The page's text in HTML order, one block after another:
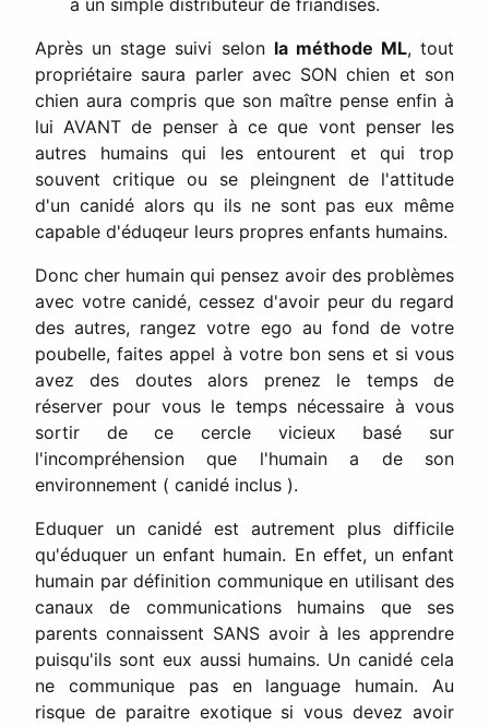
à un simple distributeur de friandises.
Après un stage suivi selon la méthode ML, tout
propriétaire saura parler avec SON chien et son
chien aura compris que son maître pense enfin à
lui AVANT de penser à ce que vont penser les
autres humains qui les entourent et qui trop
souvent critique ou se pleingnent de l'attitude
d'un canidé alors qu ils ne sont pas eux même
capable d'éduqeur leurs propres enfants humains.
Donc cher humain qui pensez avoir des problèmes
avec votre canidé, cessez d'avoir peur du regard
des autres, rangez votre ego au fond de votre
poubelle, faites appel à votre bon sens et si vous
avez des doutes alors prenez le temps de
réserver pour vous le temps nécessaire à vous
sortir de ce cercle vicieux basé sur
l'incompréhension que l'humain a de son
environnement ( canidé inclus ).
Eduquer un canidé est autrement plus difficile
qu'éduquer un enfant humain. En effet, un enfant
humain par définition communique en utilisant des
canaux de communications humains que ses
parents connaissent SANS avoir à les apprendre
puisqu'ils sont eux aussi humains. Un canidé cela
ne communique pas en language humain. Au
risque de paraitre exotique si vous devez avoir